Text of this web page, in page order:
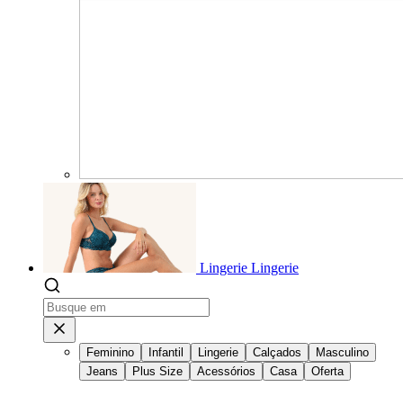
Lingerie Lingerie
Feminino Infantil Lingerie Calçados
Masculino
Jeans
Plus Size Acessórios Casa Oferta